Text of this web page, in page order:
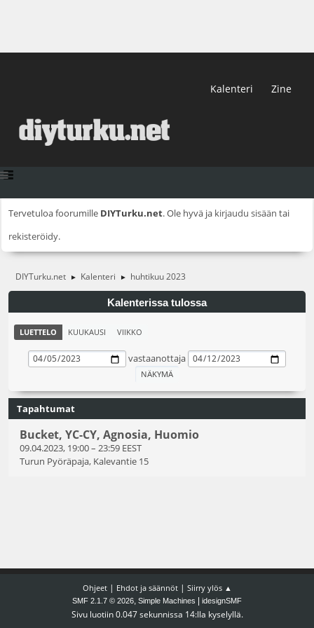
Kalenteri Zine
Tervetuloa foorumille DIYTurku.net. Ole hyvä ja kirjaudu sisään tai
rekisteröidy.
DIYTurku.net ► Kalenteri ► huhtikuu 2023
Kalenterissa tulossa
LUETTELO KUUKAUSI VIIKKO
vastaanottaja
Tapahtumat
Bucket, YC-CY, Agnosia, Huomio
09.04.2023, 19:00– 23:59 EEST
Turun Pyöräpaja, Kalevantie 15
Ohjeet| Ehdot ja säännöt| Siirry ylös ▲
SMF 2.1.7 © 2026, Simple Machines idesignSMF
Sivu luotiin 0.047 sekunnissa 14:lla kyselyllä.